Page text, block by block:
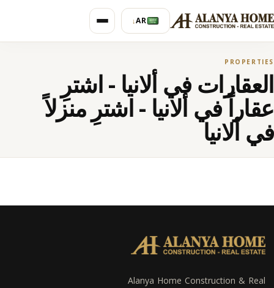
AR
↓
PROPERTIES
العقارات في ألانيا - اشترِ
عقاراً في ألانيا - اشترِ منزلاً
في ألانيا
Alanya Home Construction & Real